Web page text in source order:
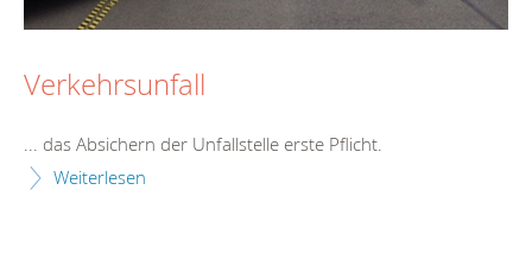
Verkehrsunfall
... das Absichern der Unfallstelle erste Pflicht.
Weiterlesen